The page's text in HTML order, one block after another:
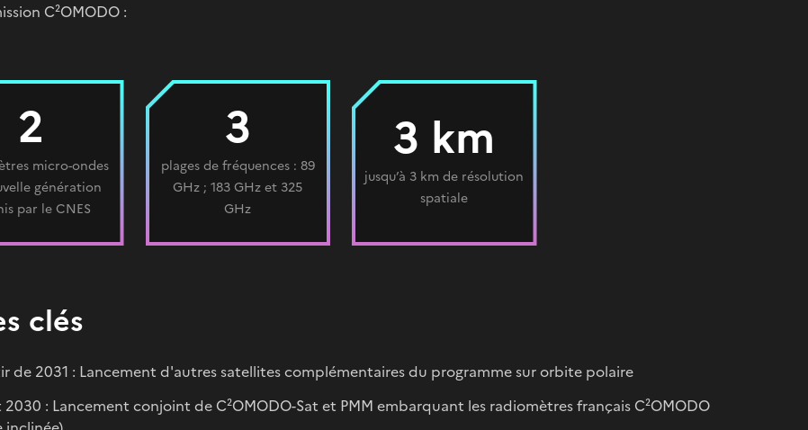
C²OMODO :
2
micro-ondes
génération
par le CNES
3
plages de fréquences : 89
GHz ; 183 GHz et 325
GHz
3 km
jusqu’à 3 km de résolution
spatiale
clés
de 2031 : Lancement d'autres satellites complémentaires du programme sur orbite polaire
: Lancement conjoint de C²OMODO-Sat et PMM embarquant les radiomètres français C²OMODO